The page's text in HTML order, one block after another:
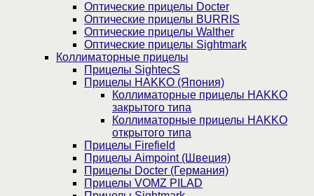
Оптические прицелы Docter
Оптические прицелы BURRIS
Оптические прицелы Walther
Оптические прицелы Sightmark
Коллиматорные прицелы
Прицелы SightecS
Прицелы HAKKO (Япония)
Коллиматорные прицелы HAKKO
закрытого типа
Коллиматорные прицелы HAKKO
открытого типа
Прицелы Firefield
Прицелы Aimpoint (Швеция)
Прицелы Docter (Германия)
Прицелы VOMZ PILAD